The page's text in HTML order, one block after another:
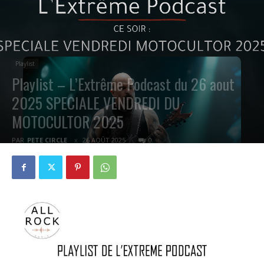
Playlist
Playlist – L’Extrême Podcast du 26 aout
2025 SPECIALE VENDREDI DU
MOTOCULTOR 2025
PAR PETE CIRCLE 26 AOÛT 2025 0